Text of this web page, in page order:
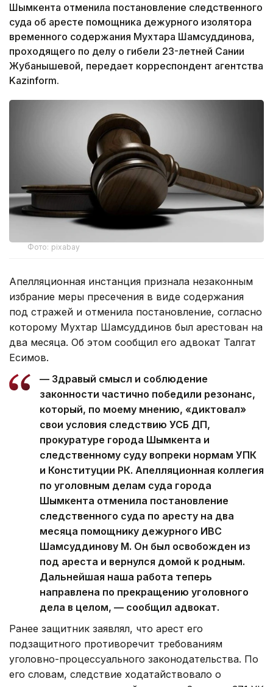
Шымкента отменила постановление следственного
суда об аресте помощника дежурного изолятора
временного содержания Мухтара Шамсуддинова,
проходящего по делу о гибели 23-летней Сании
Жубанышевой, передает корреспондент агентства
Kazinform.
Фото: pixabay
Апелляционная инстанция признала незаконным
избрание меры пресечения в виде содержания
под стражей и отменила постановление, согласно
которому Мухтар Шамсуддинов был арестован на
два месяца. Об этом сообщил его адвокат Талгат
Есимов.
— Здравый смысл и соблюдение
законности частично победили резонанс,
который, по моему мнению, «диктовал»
свои условия следствию УСБ ДП,
прокуратуре города Шымкента и
следственному суду вопреки нормам УПК
и Конституции РК. Апелляционная коллегия
по уголовным делам суда города
Шымкента отменила постановление
следственного суда по аресту на два
месяца помощнику дежурного ИВС
Шамсуддинову М. Он был освобожден из
под ареста и вернулся домой к родным.
Дальнейшая наша работа теперь
направлена по прекращению уголовного
дела в целом, — сообщил адвокат.
Ранее защитник заявлял, что арест его
подзащитного противоречит требованиям
уголовно-процессуального законодательства. По
его словам, следствие ходатайствовало о